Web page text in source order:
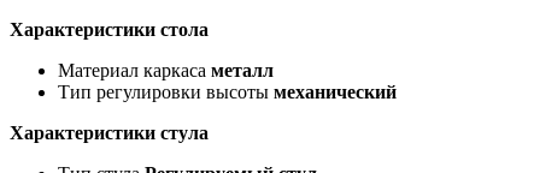
Характеристики стола
Материал каркаса металл
Тип регулировки высоты механический
Характеристики стула